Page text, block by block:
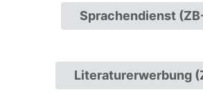
Sprachendienst
Literaturerwerbung